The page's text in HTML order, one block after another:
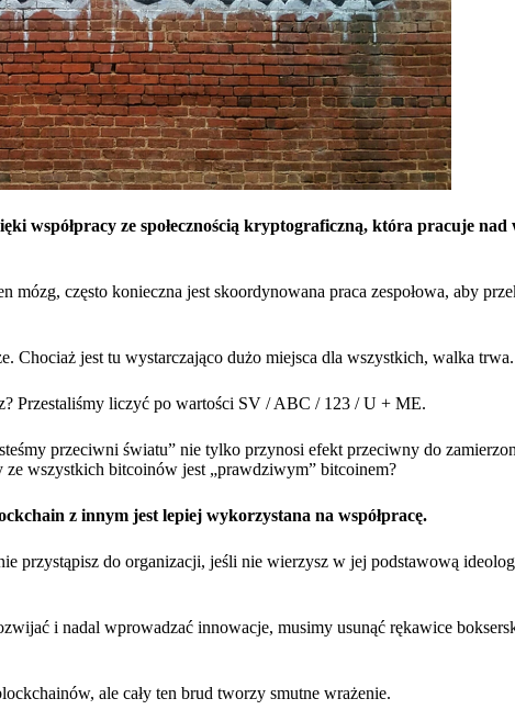
współpracy ze społecznością kryptograficzną, która pracuje nad
często konieczna jest skoordynowana praca zespołowa, aby
Chociaż jest tu wystarczająco dużo miejsca dla wszystkich, walka trwa.
Przestaliśmy liczyć po wartości SV / ABC / 123 / U + ME.
przeciwni światu” nie tylko przynosi efekt przeciwny do
wszystkich bitcoinów jest „prawdziwym” bitcoinem?
z innym jest lepiej wykorzystana na współpracę.
przystąpisz do organizacji, jeśli nie wierzysz w jej podstawową
i nadal wprowadzać innowacje, musimy usunąć rękawice
ale cały ten brud tworzy smutne wrażenie.